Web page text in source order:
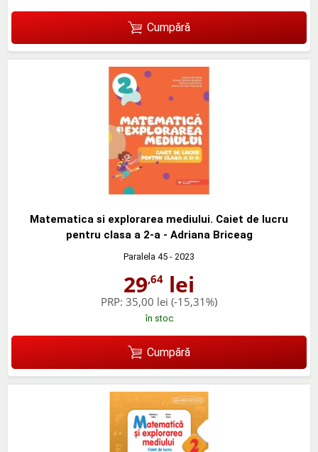
Cumpără
Matematica si explorarea mediului. Caiet de lucru
pentru clasa a 2-a - Adriana Briceag
Paralela 45 - 2023
29,64 lei
PRP: 35,00 lei (-15,31%)
în stoc
Cumpără